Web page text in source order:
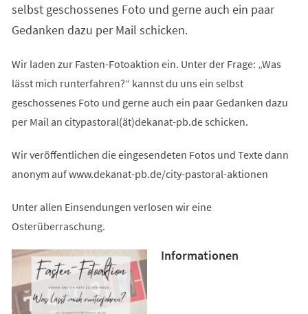
selbst geschossenes Foto und gerne auch ein paar
Gedanken dazu per Mail schicken.
Wir laden zur Fasten-Fotoaktion ein. Unter der Frage: „Was
lässt mich runterfahren?“ kannst du uns ein selbst
geschossenes Foto und gerne auch ein paar Gedanken dazu
per Mail an citypastoral(ät)dekanat-pb.de schicken.
Wir veröffentlichen die eingesendeten Fotos und Texte dann
anonym auf www.dekanat-pb.de/city-pastoral-aktionen
Unter allen Einsendungen verlosen wir eine
Osterüberraschung.
Informationen